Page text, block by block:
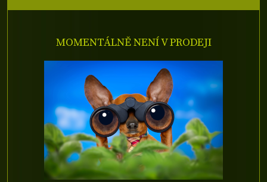
MOMENTÁLNĚ NENÍ V PRODEJI